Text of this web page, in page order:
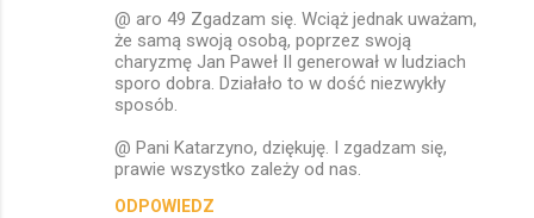
@ aro 49 Zgadzam się. Wciąż jednak uważam,
że samą swoją osobą, poprzez swoją
charyzmę Jan Paweł II generował w ludziach
sporo dobra. Działało to w dość niezwykły
sposób.
@ Pani Katarzyno, dziękuję. I zgadzam się,
prawie wszystko zależy od nas.
ODPOWIEDZ